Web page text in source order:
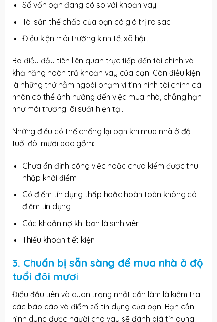
Số vốn bạn đang có so với khoản vay
Tài sản thế chấp của bạn có giá trị ra sao
Điều kiện môi trường kinh tế, xã hội
Ba điều đầu tiên liên quan trực tiếp đến tài chính và
khả năng hoàn trả khoản vay của bạn. Còn điều kiện
là những thứ nằm ngoài phạm vi tình hình tài chính cá
nhân có thể ảnh hưởng đến việc mua nhà, chẳng hạn
như môi trường lãi suất hiện tại.
Những điều có thể chống lại bạn khi mua nhà ở độ
tuổi đôi mươi bao gồm:
Chưa ổn định công việc hoặc chưa kiếm được thu
nhập khởi điểm
Có điểm tín dụng thấp hoặc hoàn toàn không có
điểm tín dụng
Các khoản nợ khi bạn là sinh viên
Thiếu khoản tiết kiện
3. Chuẩn bị sẵn sàng để mua nhà ở độ
tuổi đôi mươi
Điều đầu tiên và quan trọng nhất cần làm là kiểm tra
các báo cáo và điểm số tín dụng của bạn. Bạn cần
hình dung được người cho vay sẽ đánh giá tín dụng